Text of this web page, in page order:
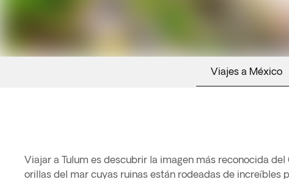
Viajes a México
Viajar a Tulum es descubrir la imagen más reconocida
orillas del mar cuyas ruinas están rodeadas de increíbles